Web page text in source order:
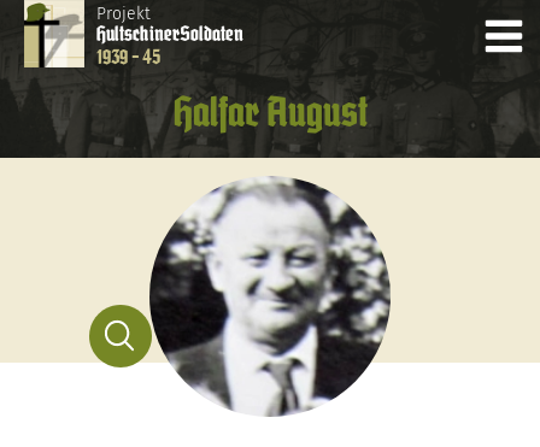
Projekt
HultschinerSoldaten
1939 - 45
Halfar August